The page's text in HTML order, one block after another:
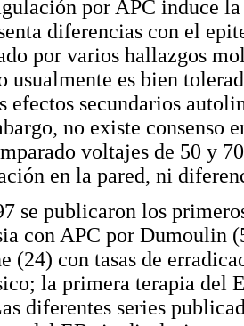
por APC induce
diferencias con el
por varios hallazgos
usualmente es bien
efectos secundarios
no existe consenso
voltajes de 50 y
en la pared, ni
se publicaron los
con APC por Dumoulin
(24) con tasas de
la primera terapia del
diferentes series